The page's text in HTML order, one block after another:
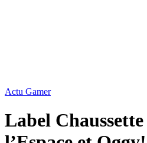
Actu Gamer
Label